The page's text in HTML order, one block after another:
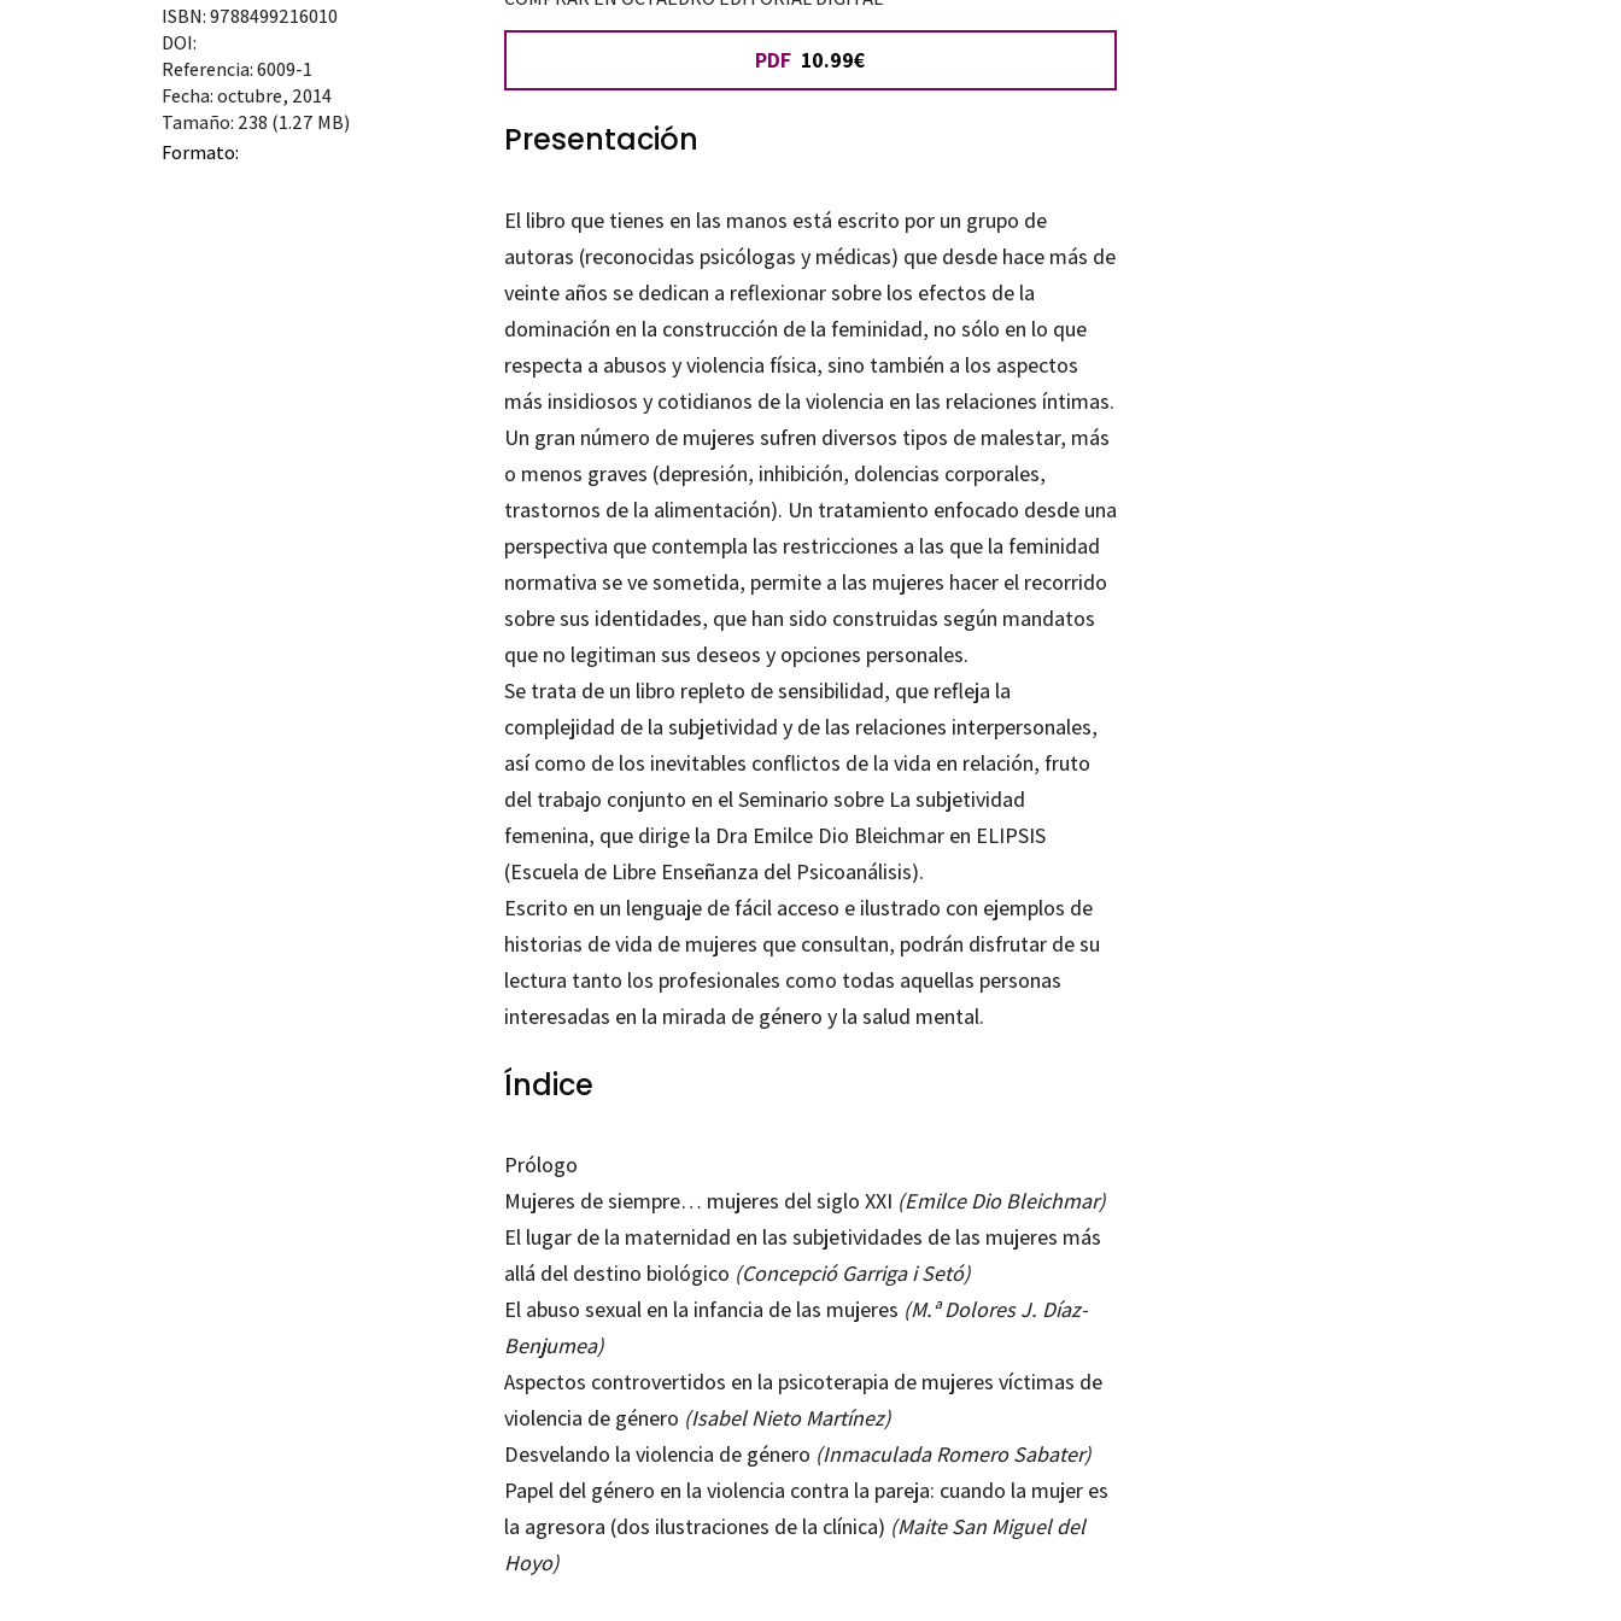
ISBN: 9788499216010
DOI:
Referencia: 6009-1
Fecha: octubre, 2014
Tamaño: 238 (1.27 MB)
Formato:
PDF 10.99€
Presentación
El libro que tienes en las manos está escrito por un grupo de
autoras (reconocidas psicólogas y médicas) que desde hace más de
veinte años se dedican a reflexionar sobre los efectos de la
dominación en la construcción de la feminidad, no sólo en lo que
respecta a abusos y violencia física, sino también a los aspectos
más insidiosos y cotidianos de la violencia en las relaciones íntimas.
Un gran número de mujeres sufren diversos tipos de malestar, más
o menos graves (depresión, inhibición, dolencias corporales,
trastornos de la alimentación). Un tratamiento enfocado desde una
perspectiva que contempla las restricciones a las que la feminidad
normativa se ve sometida, permite a las mujeres hacer el recorrido
sobre sus identidades, que han sido construidas según mandatos
que no legitiman sus deseos y opciones personales.
Se trata de un libro repleto de sensibilidad, que refleja la
complejidad de la subjetividad y de las relaciones interpersonales,
así como de los inevitables conflictos de la vida en relación, fruto
del trabajo conjunto en el Seminario sobre La subjetividad
femenina, que dirige la Dra Emilce Dio Bleichmaren ELIPSIS
(Escuela de Libre Enseñanza del Psicoanálisis).
Escrito en un lenguaje de fácil acceso e ilustrado con ejemplos de
historias de vida de mujeres que consultan, podrán disfrutar de su
lectura tanto los profesionales como todas aquellas personas
interesadas en la mirada de género y la salud mental.
Índice
Prólogo
Mujeres de siempre… mujeres del siglo XXI (Emilce Dio Bleichmar)
El lugar de la maternidad en las subjetividades de las mujeres más
allá del destino biológico (Concepció Garriga i Setó)
El abuso sexual en la infancia de las mujeres (M.ª Dolores J. Díaz-
Benjumea)
Aspectos controvertidos en la psicoterapia de mujeres víctimas de
violencia de género (Isabel Nieto Martínez)
Desvelando la violencia de género (Inmaculada Romero Sabater)
Papel del género en la violencia contra la pareja: cuando la mujer es
la agresora (dos ilustraciones de la clínica) (Maite San Miguel del
Hoyo)